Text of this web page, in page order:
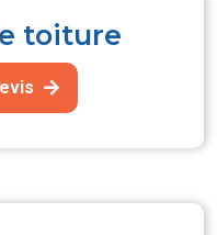
toiture